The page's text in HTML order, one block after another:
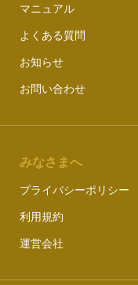
マニュアル
よくある質問
お知らせ
お問い合わせ
みなさまへ
プライバシーポリシー
利用規約
運営会社